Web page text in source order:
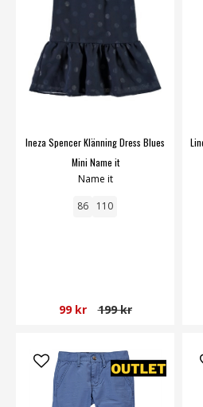
Ineza Spencer Klänning Dress Blues
Mini Name it
Name it
86 110
99 kr 199 kr